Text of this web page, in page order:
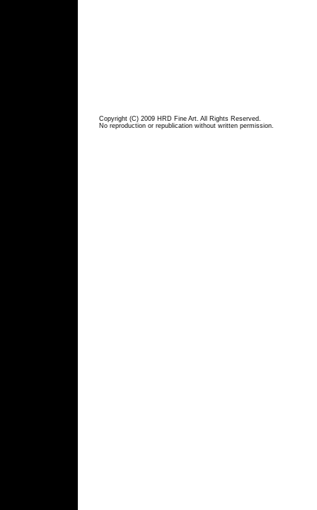
Copyright (C) 2009 HRD Fine Art. All Rights Reserved.
No reproduction or republication without written permission.